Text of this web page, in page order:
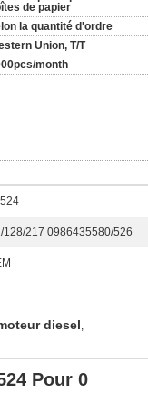
de papier
la quantité d'ordre
Union, T/T
month
128/217 0986435580/526
diesel,
Pour 0